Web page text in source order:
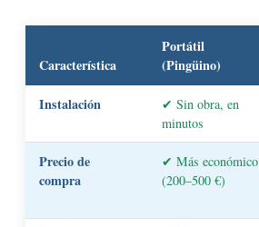
Característica
Portátil
(Pingüino)
Instalación
✔ Sin obra, en
minutos
Precio de
compra
✔ Más económico
(200–500 €)